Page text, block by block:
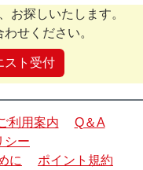
お探しいたします。
せください。
スト受付
利用案内
Q＆A
シー
に
ポイント規約